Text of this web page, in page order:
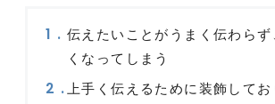
伝えたいことがうまく伝わらず
くなってしまう
上手く伝えるために装飾して